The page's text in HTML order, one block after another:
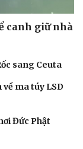
canh giữ nhà
sang Ceuta
ma túy LSD
Đức Phật